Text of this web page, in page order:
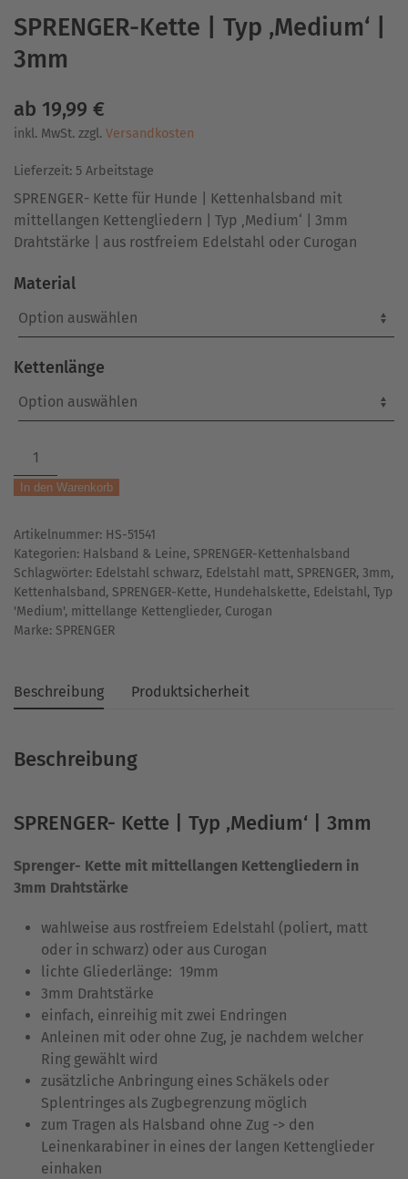
SPRENGER-Kette | Typ ‚Medium‘ |
3mm
ab 19,99 €
inkl. MwSt. zzgl. Versandkosten
Lieferzeit: 5 Arbeitstage
SPRENGER- Kette für Hunde | Kettenhalsband mit
mittellangen Kettengliedern | Typ ‚Medium‘ | 3mm
Drahtstärke | aus rostfreiem Edelstahl oder Curogan
Material
Kettenlänge
SPRENGER-
|
'Medium'
|
3mm
Menge
In den Warenkorb
Artikelnummer: HS-51541
Kategorien: Halsband & Leine, SPRENGER-Kettenhalsband
Schlagwörter: Edelstahl schwarz, Edelstahl matt, SPRENGER, 3mm,
Kettenhalsband, SPRENGER-Kette, Hundehalskette, Edelstahl, Typ
'Medium', mittellange Kettenglieder, Curogan
Marke: SPRENGER
Beschreibung Produktsicherheit
Beschreibung
SPRENGER- Kette | Typ ‚Medium‘ | 3mm
Sprenger- Kette mit mittellangen Kettengliedern in
3mm Drahtstärke
wahlweise aus rostfreiem Edelstahl (poliert, matt
oder in schwarz) oder aus Curogan
lichte Gliederlänge: 19mm
3mm Drahtstärke
einfach, einreihig mit zwei Endringen
Anleinen mit oder ohne Zug, je nachdem welcher
Ring gewählt wird
zusätzliche Anbringung eines Schäkels oder
Splentringes als Zugbegrenzung möglich
zum Tragen als Halsband ohne Zug -> den
Leinenkarabiner in eines der langen Kettenglieder
einhaken